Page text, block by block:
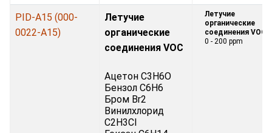
PID-A15 (000-
0022-A15)
Летучие
органические
соединения VOC
Ацетон C3H6O
Бензол C6H6
Бром Br2
Винилхлорид
C2H3Cl
Летучие
органические
соединения VOC:
0 - 200 ppm